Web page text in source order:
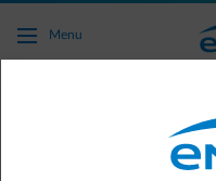
Ga naar de hoofdinhoud
Menu
Mijn laadstation
ander bedrijf dan